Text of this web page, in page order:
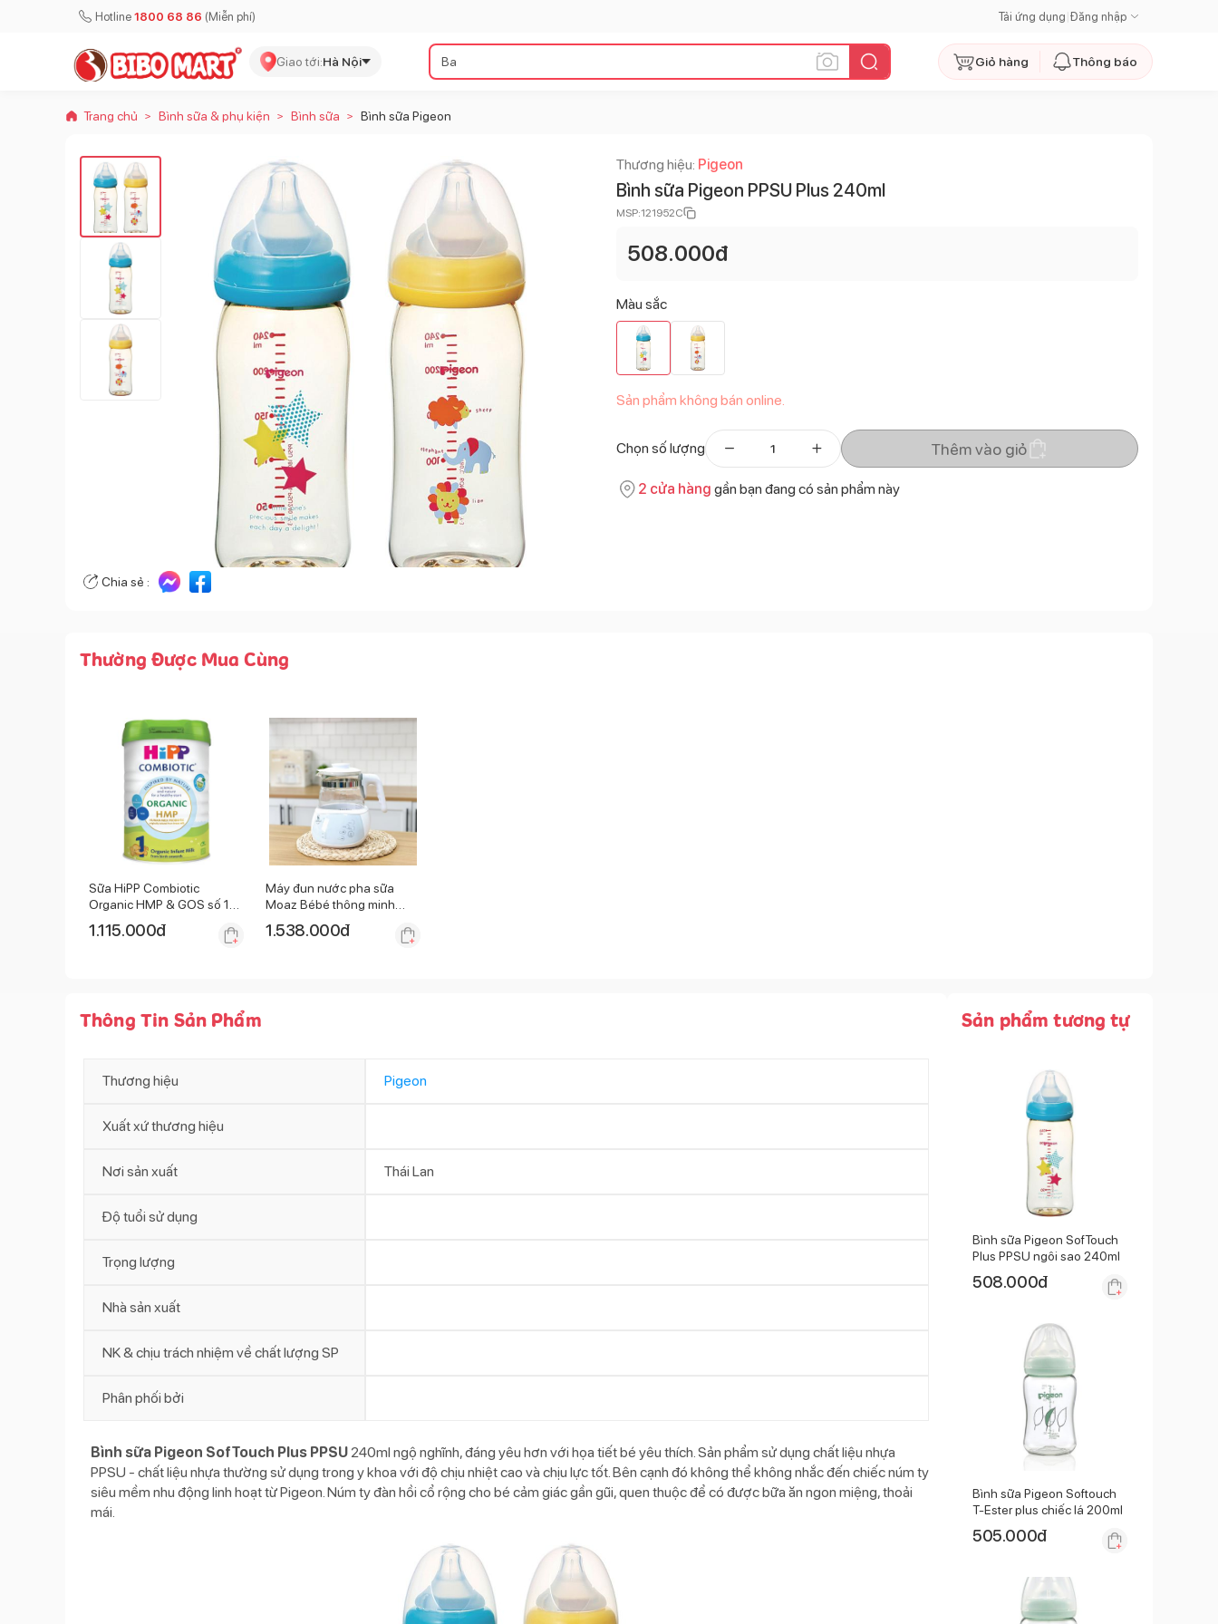
Hotline 1800 68 86 (Miễn phí) Tải ứng dụng Đăng nhập
Giao tới:Hà Nội Giỏ hàng Thông báo
Trang chủ > Bình sữa & phụ kiện > Bình sữa > Bình sữa Pigeon
Chia sẻ :
Thương hiệu: Pigeon
Bình sữa Pigeon PPSU Plus 240ml
MSP:121952C
508.000đ
Màu sắc
Sản phẩm không bán online.
Chọn số lượng Thêm vào giỏ
2 cửa hàng gần bạn đang có sản phẩm này
Thường Được Mua Cùng
Sữa HiPP Combiotic
Organic HMP & GOS số 1
1.115.000đ
Máy đun nước pha sữa
Moaz Bébé thông minh
1.538.000đ
Thông Tin Sản Phẩm
Thương hiệu Pigeon
Xuất xứ thương hiệu
Nơi sản xuất Thái Lan
Độ tuổi sử dụng
Trọng lượng
Nhà sản xuất
NK & chịu trách nhiệm về chất lượng SP
Phân phối bởi
Bình sữa Pigeon SofTouch Plus PPSU 240ml ngộ nghĩnh, đáng yêu hơn với họa tiết bé yêu thích. Sản phẩm sử dụng chất liệu nhựa
PPSU - chất liệu nhựa thường sử dụng trong y khoa với độ chịu nhiệt cao và chịu lực tốt. Bên cạnh đó không thể không nhắc đến chiếc núm ty
siêu mềm nhu động linh hoạt từ Pigeon. Núm ty đàn hồi cổ rộng cho bé cảm giác gần gũi, quen thuộc để có được bữa ăn ngon miệng, thoải
mái.
Sản phẩm tương tự
Bình sữa Pigeon SofTouch
Plus PPSU ngôi sao 240ml
508.000đ
Bình sữa Pigeon Softouch
T-Ester plus chiếc lá 200ml
505.000đ